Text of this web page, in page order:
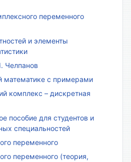
переменного
и элементы
Челпанов
математике с примерами
комплекс – дискретная
пособие для студентов и
специальностей
переменного
переменного (теория,